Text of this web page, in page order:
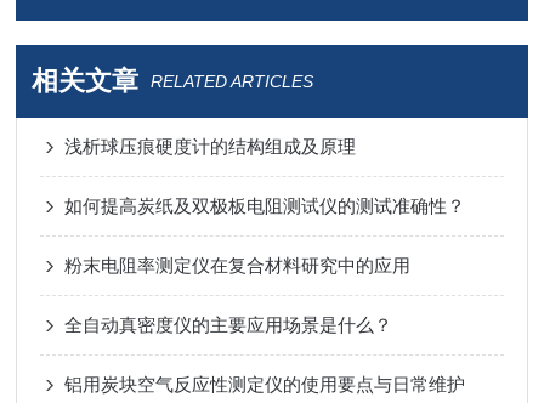
相关文章 RELATED ARTICLES
浅析球压痕硬度计的结构组成及原理
如何提高炭纸及双极板电阻测试仪的测试准确性？
粉末电阻率测定仪在复合材料研究中的应用
全自动真密度仪的主要应用场景是什么？
铝用炭块空气反应性测定仪的使用要点与日常维护